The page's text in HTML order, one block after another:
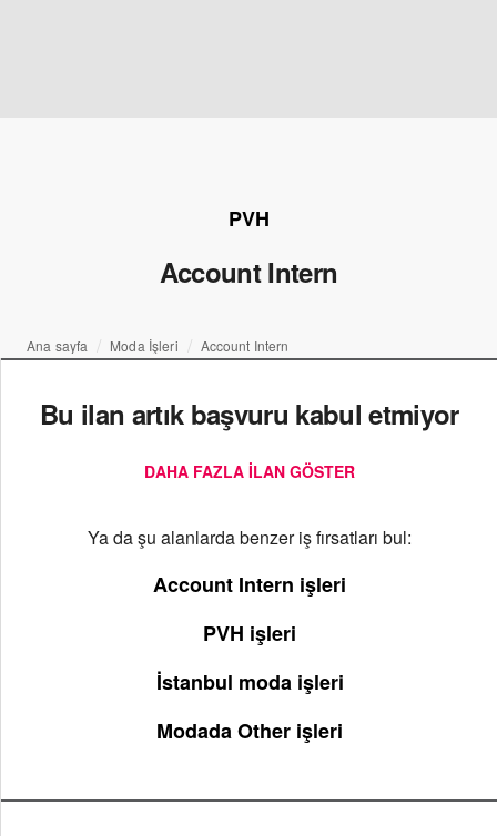
PVH
Account Intern
Ana sayfa Moda İşleri Account Intern
Bu ilan artık başvuru kabul etmiyor
DAHA FAZLA ILAN GÖSTER
Ya da şu alanlarda benzer iş fırsatları bul:
Account Intern işleri
PVH işleri
İstanbul moda işleri
Modada Other işleri